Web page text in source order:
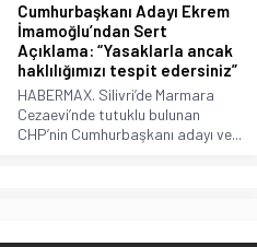
Cumhurbaşkanı Adayı Ekrem
İmamoğlu’ndan Sert
Açıklama: “Yasaklarla ancak
haklılığımızı tespit edersiniz”
HABERMAX. Silivri’de Marmara
Cezaevi’nde tutuklu bulunan
CHP’nin Cumhurbaşkanı adayı ve...